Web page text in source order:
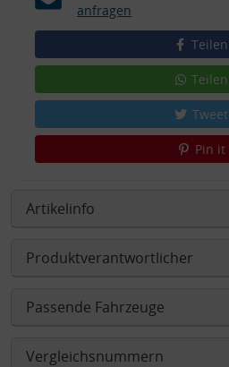
anfragen
Teilen
Teilen
Tweet
Pin it
Artikelinfo
Produktverantwortlicher
Passende Fahrzeuge
Vergleichsnummern